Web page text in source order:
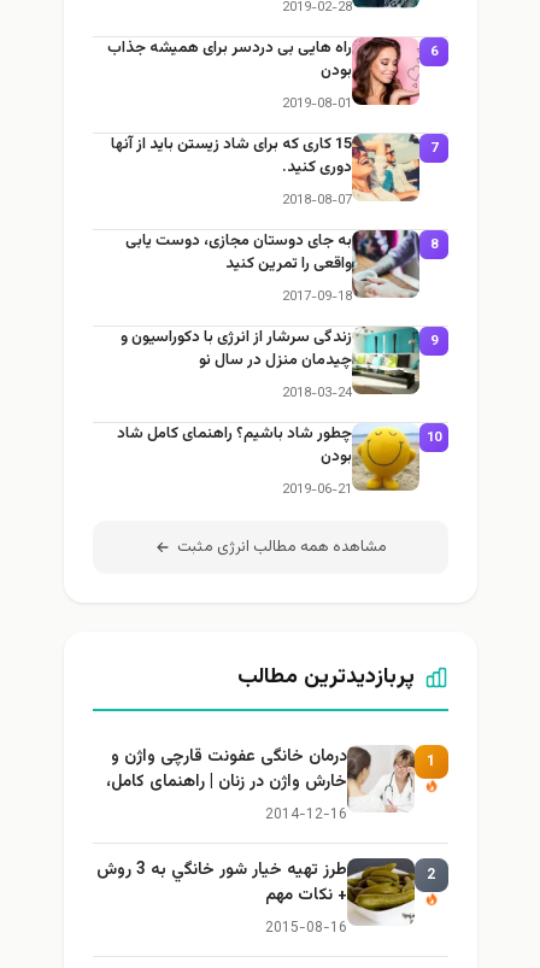
2019-02-28
6
راه هایی بی دردسر برای همیشه جذاب
بودن
2019-08-01
7
15 کاری که برای شاد زیستن باید از آنها
دوری کنید.
2018-08-07
8
به جای دوستان مجازی، دوست یابی
واقعی را تمرین کنید
2017-09-18
9
زندگی سرشار از انرژی با دکوراسیون و
چیدمان منزل در سال نو
2018-03-24
10
چطور شاد باشیم؟ راهنمای کامل شاد
بودن
2019-06-21
مشاهده همه مطالب انرژی مثبت
پربازدیدترین مطالب
1
درمان خانگی عفونت قارچی واژن و
خارش واژن در زنان | راهنمای کامل،
ایمن و کاربردی
2014-12-16
2
طرز تهيه خیار شور خانگي به 3 روش
+ نكات مهم
2015-08-16